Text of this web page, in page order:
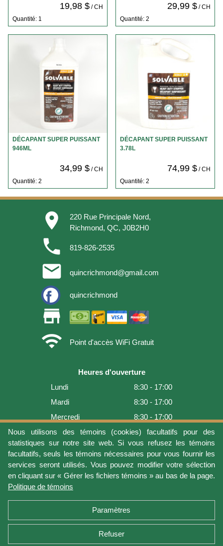
Nous utilisons des témoins (cookies) facultatifs pour des
statistiques sur notre site web. Si vous refusez les témoins
facultatifs, seuls les témoins nécessaires pour vous fournir les
services seront utilisés. Vous pouvez modifier votre sélection
en cliquant sur « Gérer les fichiers témoins » au bas de la page.
Politique de témoins
Paramètres
Refuser
19,98 $/ CH
Quantité: 1
29,99 $/ CH
Quantité: 2
DÉCAPANT SUPER PUISSANT
946ML
34,99 $/ CH
Quantité: 2
DÉCAPANT SUPER PUISSANT
3.78L
74,99 $/ CH
Quantité: 2
place
220 Rue Principale Nord,
Richmond, QC, J0B2H0
phone 819-826-2535
email quincrichmond@gmail.com
quincrichmond
store
wifi
Point d'accès WiFi Gratuit
Heures d'ouverture
Lundi
8:30 - 17:00
Mardi
8:30 - 17:00
Mercredi
8:30 - 17:00
Jeudi
8:30 - 17:00
Vendredi
8:30 - 17:00
Samedi
9:00 - 16:00
Dimanche
Fermé